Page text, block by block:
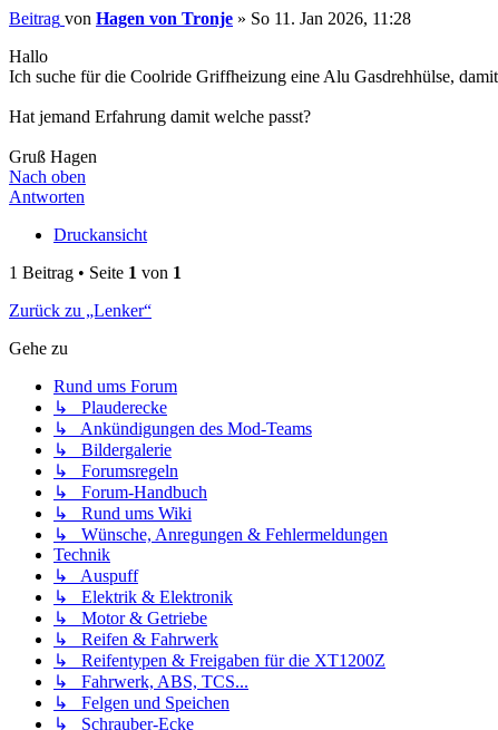
Beitrag von Hagen von Tronje » So 11. Jan 2026, 11:28
Hallo
Ich suche für die Coolride Griffheizung eine Alu Gasdrehhülse,
Hat jemand Erfahrung damit welche passt?
Gruß Hagen
Nach oben
Antworten
Druckansicht
1 Beitrag • Seite 1 von 1
Zurück zu „Lenker“
Gehe zu
Rund ums Forum
↳ Plauderecke
↳ Ankündigungen des Mod-Teams
↳ Bildergalerie
↳ Forumsregeln
↳ Forum-Handbuch
↳ Rund ums Wiki
↳ Wünsche, Anregungen & Fehlermeldungen
Technik
↳ Auspuff
↳ Elektrik & Elektronik
↳ Motor & Getriebe
↳ Reifen & Fahrwerk
↳ Reifentypen & Freigaben für die XT1200Z
↳ Fahrwerk, ABS, TCS...
↳ Felgen und Speichen
↳ Schrauber-Ecke